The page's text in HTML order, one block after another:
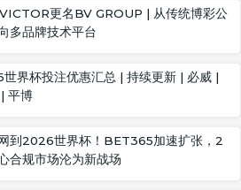
更名BV GROUP | 从传统博彩公
多品牌技术平台
界杯投注优惠汇总 | 持续更新 | 必威 |
平博
到2026世界杯！BET365加速扩张，2
合规市场沦为新战场